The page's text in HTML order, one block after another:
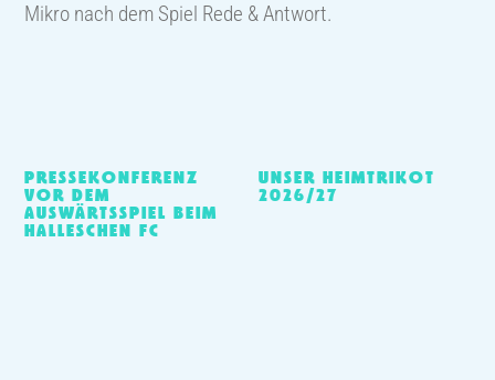
Mikro nach dem Spiel Rede & Antwort.
PRESSEKONFERENZ
VOR DEM
AUSWÄRTSSPIEL BEIM
HALLESCHEN FC
UNSER HEIMTRIKOT
2026/27